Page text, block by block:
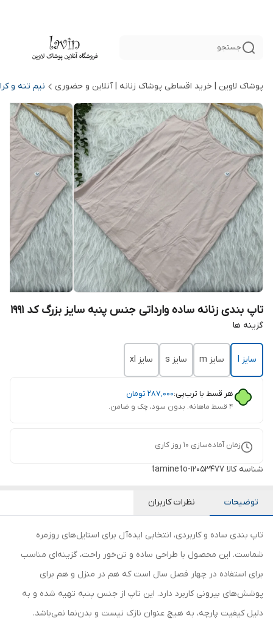
جستجو
پوشاک لاوین | خرید اقساطی پوشاک زنانه | آنلاین و حضوری نیم تنه و
تاپ بندی زنانه ساده وارداتی جنس پنبه سایز بزرگ کد 1991
گزینه ها
سایز l سایز m سایز s سایز xl
هر قسط با ترب‌پی:۲۸۷٬۰۰۰ تومان
۴ قسط ماهانه. بدون سود، چک و ضامن.
زمان آماده‌سازی 10 روز کاری
شناسه کالا tamineto-12053477
توضیحات نظرات کاربران
تاپ بندی ساده و کاربردی، انتخابی ایده‌آل برای استایل‌های روزمره
شماست. این محصول با طراحی ساده و تن‌خور راحت، گزینه‌ای مناسب
برای استفاده در چهار فصل سال است که هم در منزل و هم برای
پوشش‌های بیرونی کاربرد دارد. این تاپ از جنس پنبه تهیه شده و به
دلیل کیفیت پارچه، به هیچ عنوان نازک نیست و بدن‌نما نمی‌باشد.